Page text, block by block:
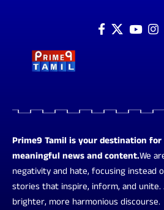
Prime9 Tamil is your destination
meaningful news and content.We
negativity and hate, focusing instead
stories that inspire, inform, and unite.
brighter, more harmonious discourse.